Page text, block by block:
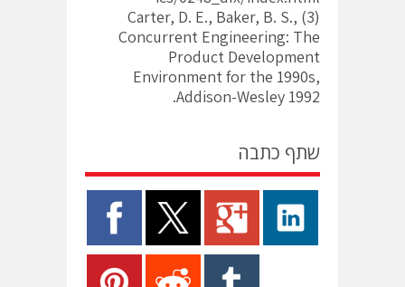
(3) Carter, D. E., Baker, B. S.,
Concurrent Engineering: The
Product Development
Environment for the 1990s,
Addison-Wesley 1992.
שתף כתבה